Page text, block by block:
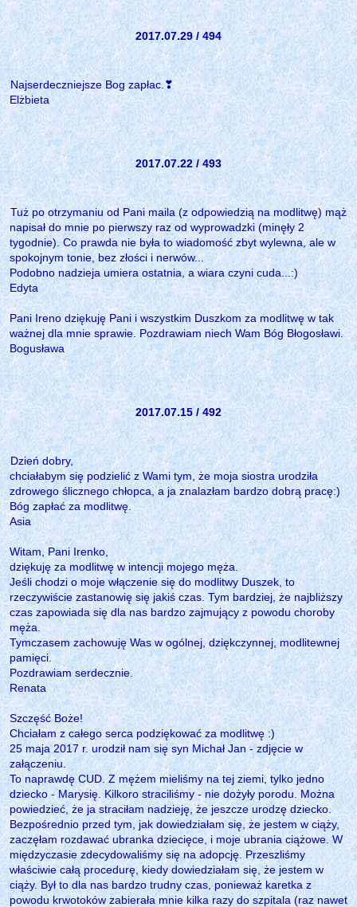
2017.07.29 / 494
Najserdeczniejsze Bog zapłac.❣
Elżbieta
2017.07.22 / 493
Tuż po otrzymaniu od Pani maila (z odpowiedzią na modlitwę) mąż
napisał do mnie po pierwszy raz od wyprowadzki (minęły 2
tygodnie). Co prawda nie była to wiadomość zbyt wylewna, ale w
spokojnym tonie, bez złości i nerwów...
Podobno nadzieja umiera ostatnia, a wiara czyni cuda...:)
Edyta
Pani Ireno dziękuję Pani i wszystkim Duszkom za modlitwę w tak
ważnej dla mnie sprawie. Pozdrawiam niech Wam Bóg Błogosławi.
Bogusława
2017.07.15 / 492
Dzień dobry,
chciałabym się podzielić z Wami tym, że moja siostra urodziła
zdrowego ślicznego chłopca, a ja znalazłam bardzo dobrą pracę:)
Bóg zapłać za modlitwę.
Asia
Witam, Pani Irenko,
dziękuję za modlitwę w intencji mojego męża.
Jeśli chodzi o moje włączenie się do modlitwy Duszek, to
rzeczywiście zastanowię się jakiś czas. Tym bardziej, że najbliższy
czas zapowiada się dla nas bardzo zajmujący z powodu choroby
męża.
Tymczasem zachowuję Was w ogólnej, dziękczynnej, modlitewnej
pamięci.
Pozdrawiam serdecznie.
Renata
Szczęść Boże!
Chciałam z całego serca podziękować za modlitwę :)
25 maja 2017 r. urodził nam się syn Michał Jan - zdjęcie w
załączeniu.
To naprawdę CUD. Z mężem mieliśmy na tej ziemi, tylko jedno
dziecko - Marysię. Kilkoro straciliśmy - nie dożyły porodu. Można
powiedzieć, że ja straciłam nadzieję, że jeszcze urodzę dziecko.
Bezpośrednio przed tym, jak dowiedziałam się, że jestem w ciąży,
zaczęłam rozdawać ubranka dziecięce, i moje ubrania ciążowe. W
międzyczasie zdecydowaliśmy się na adopcję. Przeszliśmy
właściwie całą procedurę, kiedy dowiedziałam się, że jestem w
ciąży. Był to dla nas bardzo trudny czas, ponieważ karetka z
powodu krwotoków zabierała mnie kilka razy do szpitala (raz nawet